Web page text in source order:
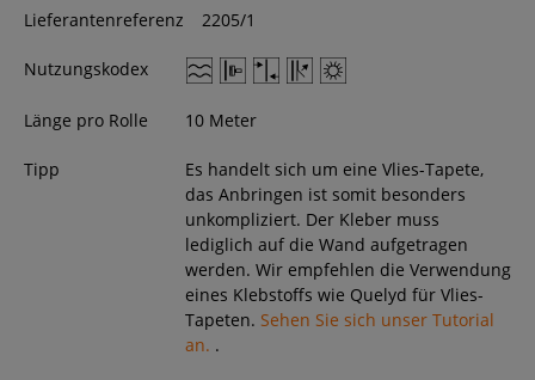
Lieferantenreferenz 2205/1
Nutzungskodex
Länge pro Rolle 10 Meter
Tipp
Es handelt sich um eine Vlies-Tapete,
das Anbringen ist somit besonders
unkompliziert. Der Kleber muss
lediglich auf die Wand aufgetragen
werden. Wir empfehlen die Verwendung
eines Klebstoffs wie Quelyd für Vlies-
Tapeten. Sehen Sie sich unser Tutorial
an. .